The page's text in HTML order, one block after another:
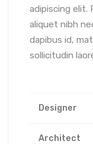
adipiscing elit.
aliquet nibh
dapibus id,
sollicitudin
Designer
Architect